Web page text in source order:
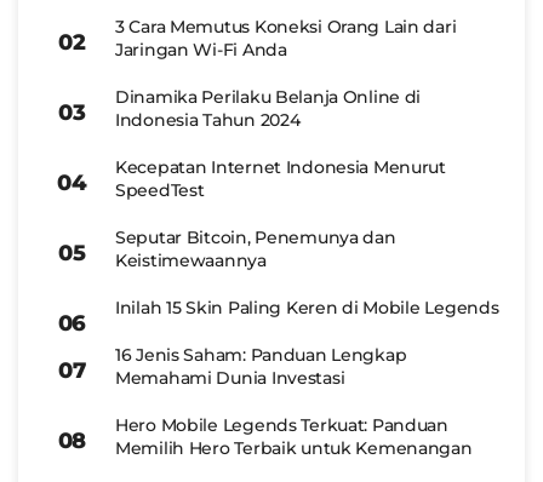
3 Cara Memutus Koneksi Orang Lain dari
Jaringan Wi-Fi Anda
Dinamika Perilaku Belanja Online di
Indonesia Tahun 2024
Kecepatan Internet Indonesia Menurut
SpeedTest
Seputar Bitcoin, Penemunya dan
Keistimewaannya
Inilah 15 Skin Paling Keren di Mobile Legends
16 Jenis Saham: Panduan Lengkap
Memahami Dunia Investasi
Hero Mobile Legends Terkuat: Panduan
Memilih Hero Terbaik untuk Kemenangan